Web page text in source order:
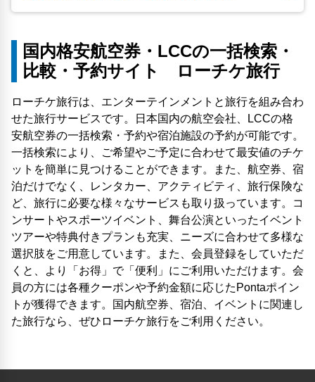
国内格安航空券・LCCの一括検索・
比較・予約サイト ローチケ旅行
ローチケ旅行は、エンターテインメントと旅行を組み合わ
せた旅行サービスです。日本国内の航空会社、LCCの格
安航空券の一括検索・予約や宿泊施設の予約が可能です。
一括検索により、ご希望やご予定に合わせて最安値のチケ
ットを簡単に見つけることができます。また、航空券、宿
泊だけでなく、レンタカー、アクティビティ、旅行保険な
ど、旅行に必要な様々なサービスも取り扱っています。コ
ンサートやスポーツイベント、舞台公演といったイベント
ツアーや特典付きプランも充実、ニーズに合わせて多様な
選択肢をご用意しています。また、会員登録をしていただ
くと、より「お得」で「便利」にご利用いただけます。会
員の方には各種クーポンや予約金額に応じたPontaポイン
トが獲得できます。国内航空券、宿泊、イベントに関連し
た旅行なら、ぜひローチケ旅行をご利用ください。